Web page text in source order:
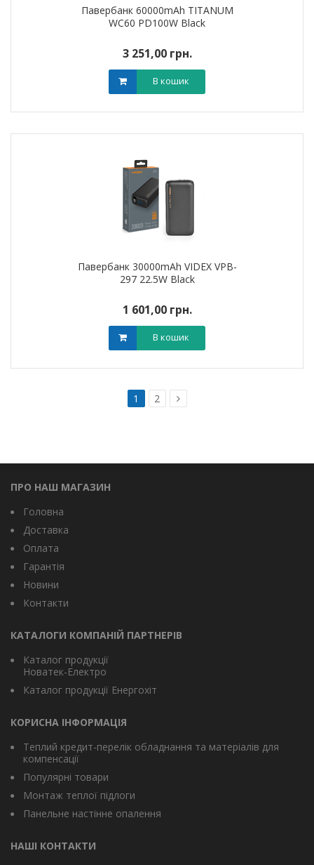
Павербанк 60000mAh TITANUM
WC60 PD100W Black
3 251,00 грн.
В кошик
Павербанк 30000mAh VIDEX VPB-
297 22.5W Black
1 601,00 грн.
В кошик
1 2
ПРО НАШ МАГАЗИН
Головна
Доставка
Оплата
Гарантія
Новини
Контакти
КАТАЛОГИ КОМПАНІЙ ПАРТНЕРІВ
Каталог продукції
Новатек-Електро
Каталог продукції Енергохіт
КОРИСНА ІНФОРМАЦІЯ
Теплий кредит-перелік обладнання та матеріалів для
компенсації
Популярні товари
Монтаж теплої підлоги
Панельне настінне опалення
НАШІ КОНТАКТИ